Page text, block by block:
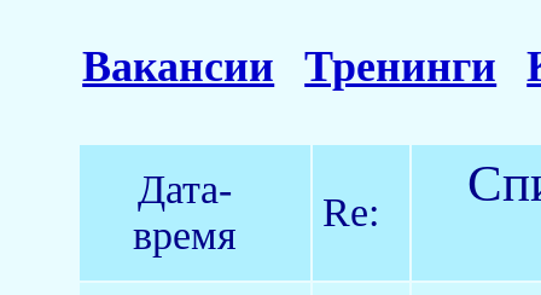
Вакансии Тренинги
Дата-
время
Re: